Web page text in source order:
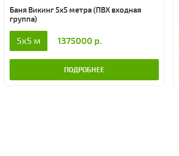
Баня Викинг 5х5 метра (ПВХ входная
группа)
5x5 м 1375000 р.
ПОДРОБНЕЕ